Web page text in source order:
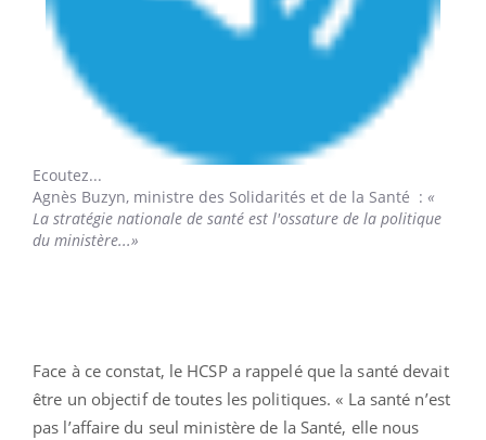
Ecoutez...
Agnès Buzyn, ministre des Solidarités et de la Santé : «
La stratégie nationale de santé est l'ossature de la politique
du ministère...»
Face à ce constat, le HCSP a rappelé que la santé devait
être un objectif de toutes les politiques. « La santé n’est
pas l’affaire du seul ministère de la Santé, elle nous